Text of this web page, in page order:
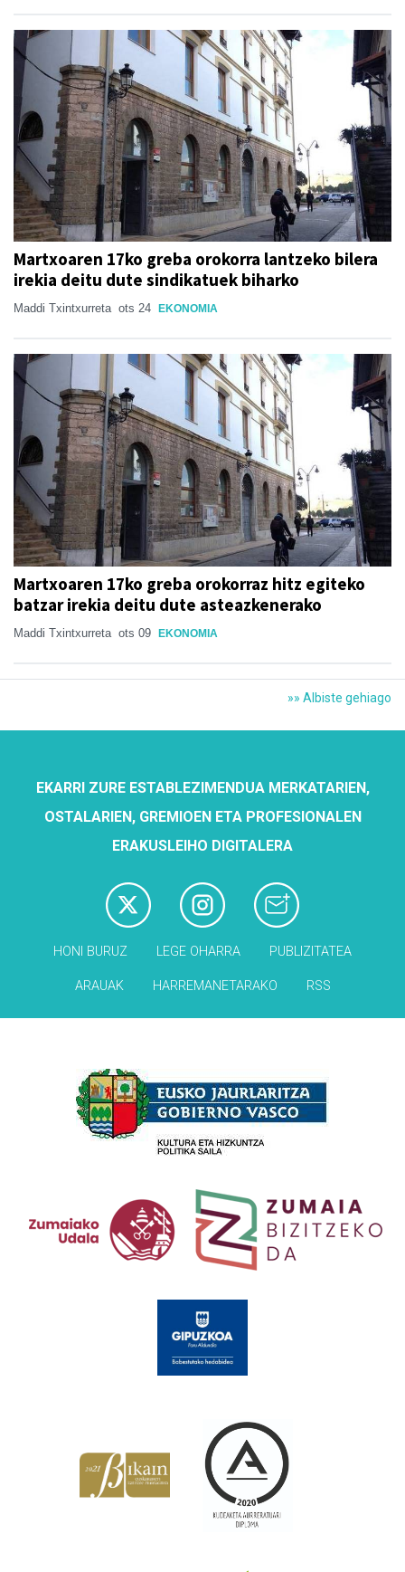
Martxoaren 17ko greba orokorra lantzeko bilera
irekia deitu dute sindikatuek biharko
Maddi Txintxurreta ots 24 EKONOMIA
Martxoaren 17ko greba orokorraz hitz egiteko
batzar irekia deitu dute asteazkenerako
Maddi Txintxurreta ots 09 EKONOMIA
»» Albiste gehiago
EKARRI ZURE ESTABLEZIMENDUA MERKATARIEN,
OSTALARIEN, GREMIOEN ETA PROFESIONALEN
ERAKUSLEIHO DIGITALERA
HONI BURUZ LEGE OHARRA PUBLIZITATEA
ARAUAK HARREMANETARAKO RSS